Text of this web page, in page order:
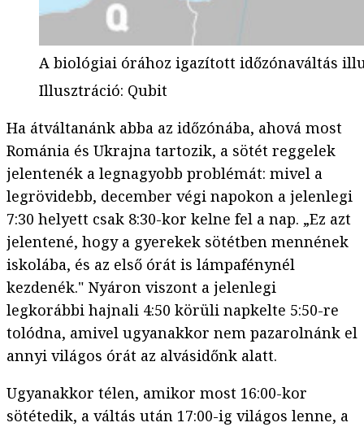
A biológiai órához igazított időzónaváltás
Illusztráció: Qubit
Ha átváltanánk abba az időzónába, ahová most
Románia és Ukrajna tartozik, a sötét reggelek
jelentenék a legnagyobb problémát: mivel a
legrövidebb, december végi napokon a jelenlegi
7:30 helyett csak 8:30-kor kelne fel a nap. „Ez azt
jelentené, hogy a gyerekek sötétben mennének
iskolába, és az első órát is lámpafénynél
kezdenék." Nyáron viszont a jelenlegi
legkorábbi hajnali 4:50 körüli napkelte 5:50-re
tolódna, amivel ugyanakkor nem pazarolnánk el
annyi világos órát az alvásidőnk alatt.
Ugyanakkor télen, amikor most 16:00-kor
sötétedik, a váltás után 17:00-ig világos lenne, a